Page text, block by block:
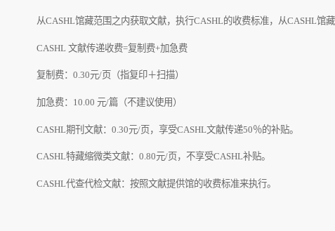
从CASHL馆藏范围之内获取文献，执行CASHL的收费标准，从CASHL馆
CASHL 文献传递收费=复制费+加急费
复制费： 0.30元/页（指复印＋扫描）
加急费： 10.00 元/篇 （不建议使用）
CASHL期刊文献： 0.30元/页，享受CASHL文献传递50％的补贴。
CASHL特藏缩微类文献： 0.80元/页，不享受CASHL补贴。
CASHL代查代检文献：按照文献提供馆的收费标准来执行。